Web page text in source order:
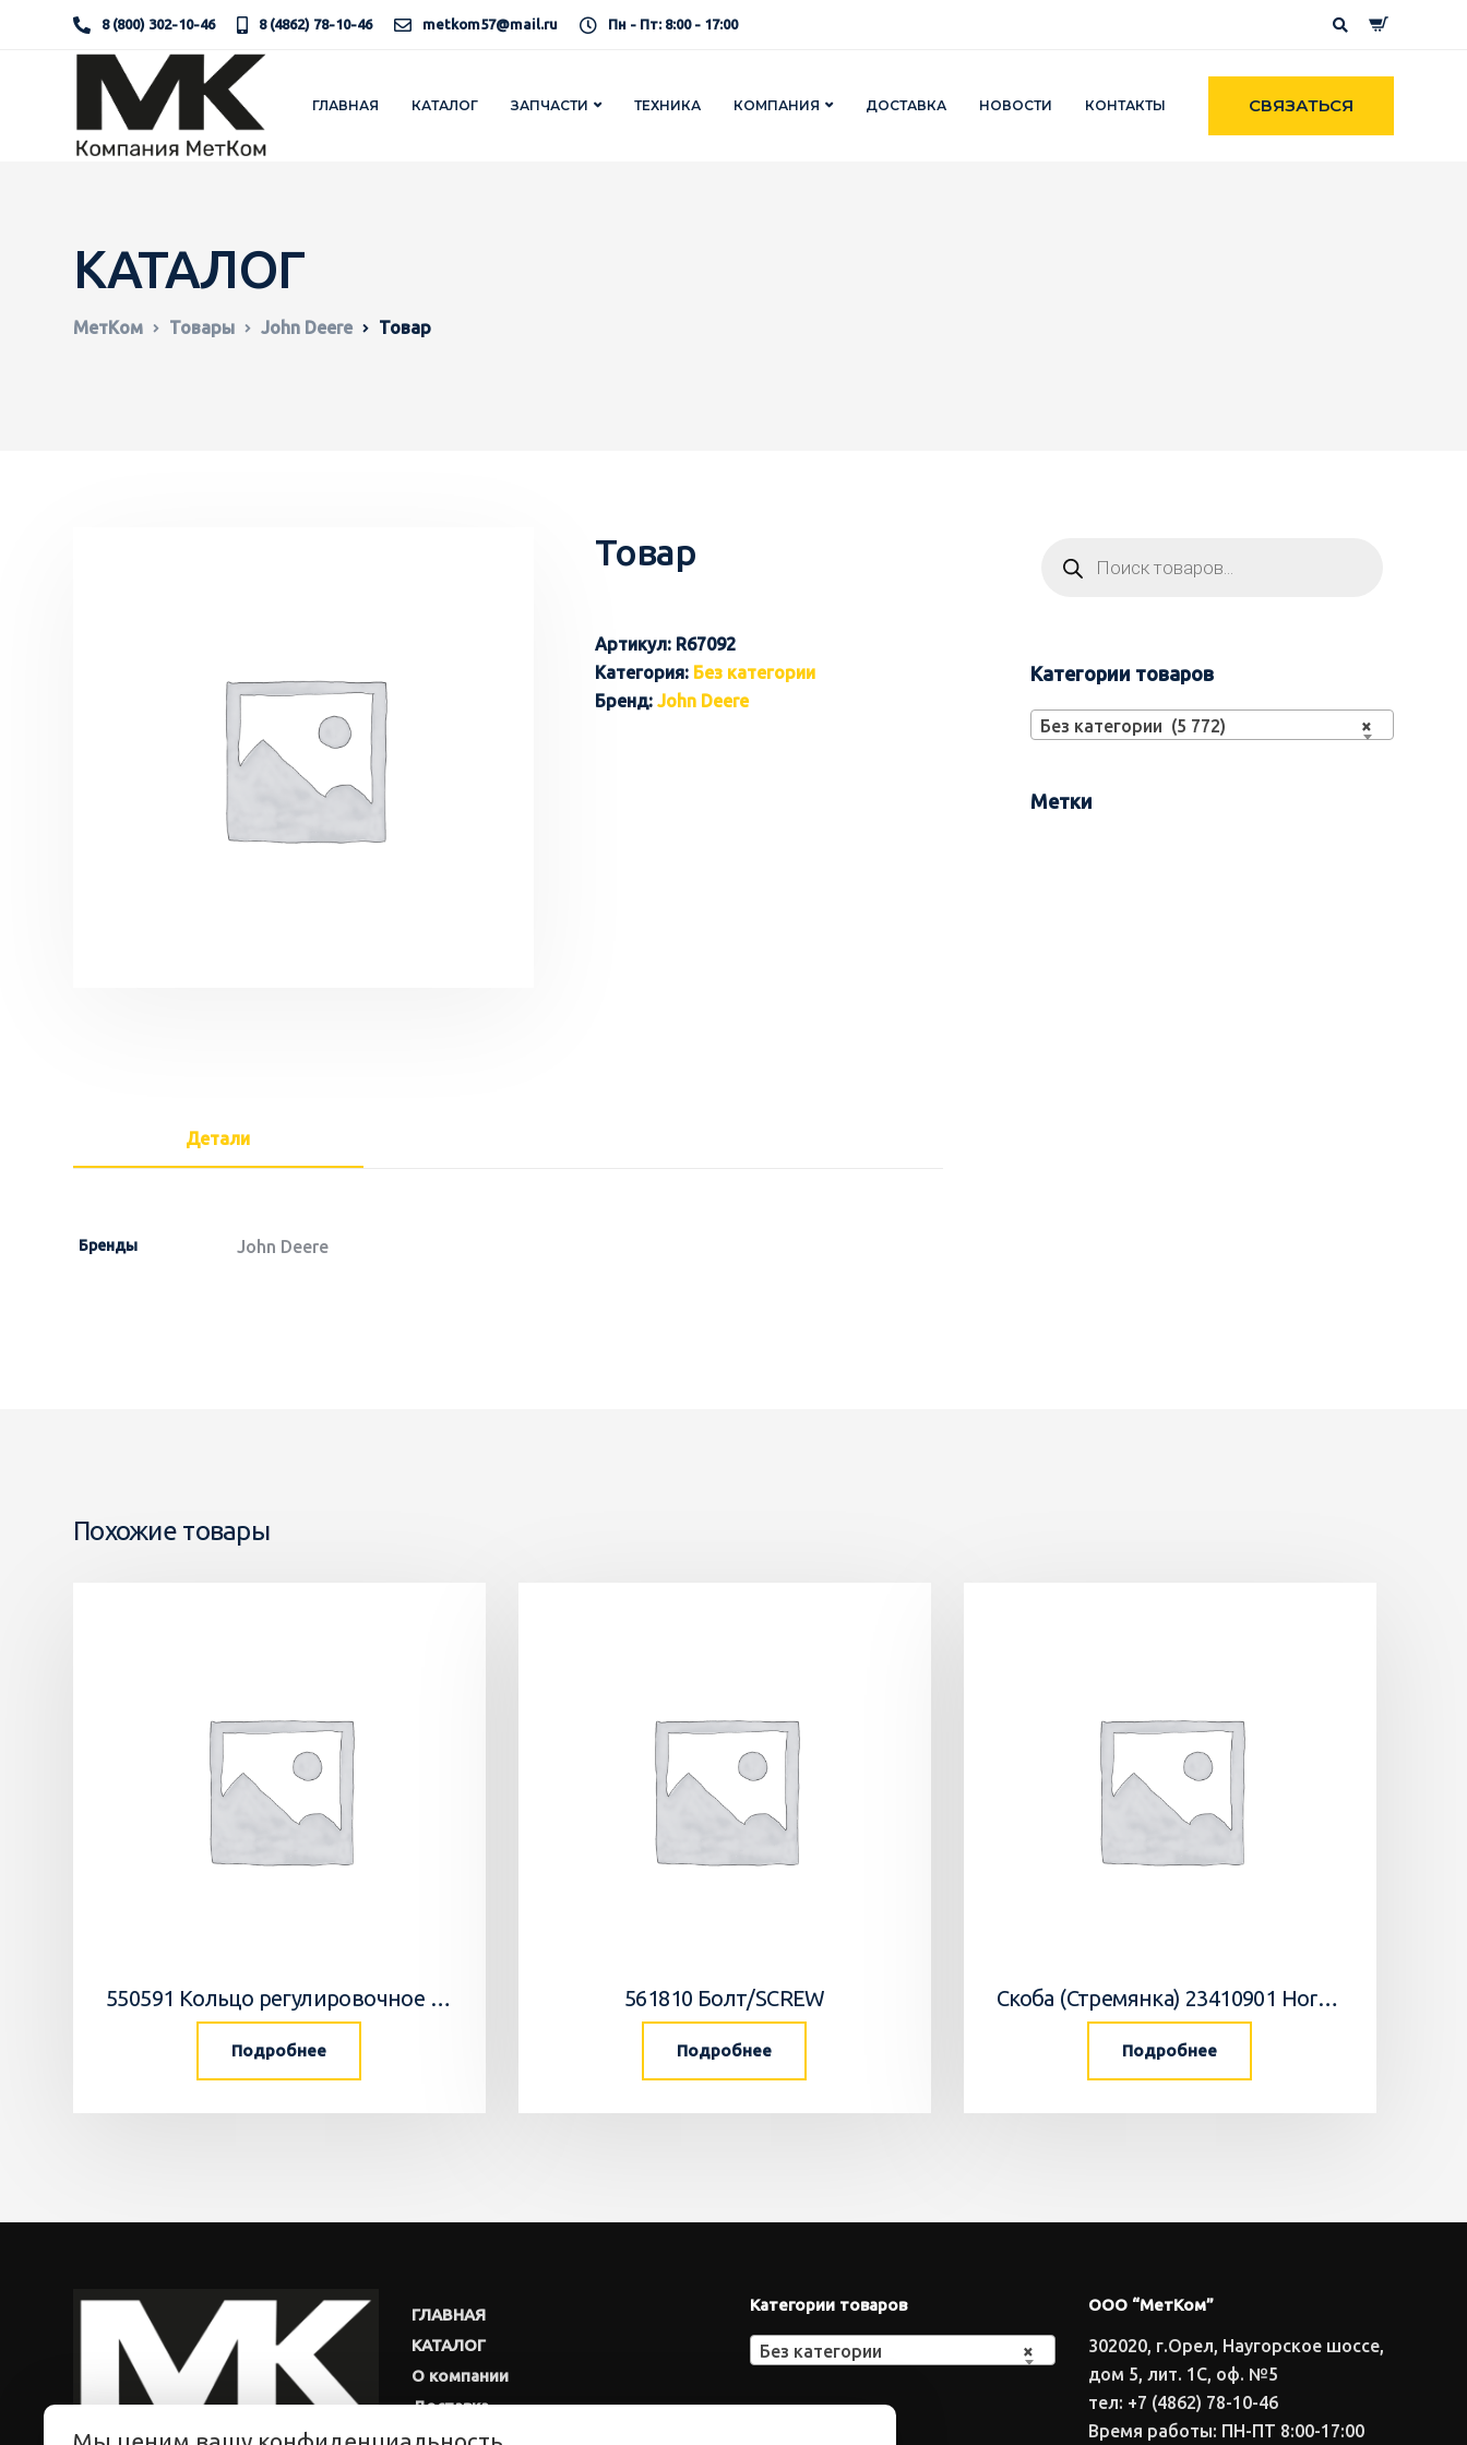
8 (800) 302-10-46 8 (4862) 78-10-46 metkom57@mail.ru Пн - Пт: 8:00 - 17:00
ГЛАВНАЯ КАТАЛОГ ЗАПЧАСТИ ТЕХНИКА КОМПАНИЯ ДОСТАВКА НОВОСТИ КОНТАКТЫ СВЯЗАТЬСЯ
КАТАЛОГ
МетКом Товары John Deere Товар
Товар
Артикул: R67092
Категория: Без категории
Бренд: John Deere
Детали
Бренды John Deere
Категории товаров
×
Без категории (5 772)
Метки
Похожие товары
550591 Кольцо регулировочное 0,05мм/WEDGE
Подробнее
561810 Болт/SCREW
Подробнее
Скоба (Стремянка) 23410901 Horsch
Подробнее
ГЛАВНАЯ
КАТАЛОГ
О компании
Доставка
Новости
Категории товаров
×
Без категории
ООО “МетКом”
302020, г.Орел, Наугорское шоссе,
дом 5, лит. 1С, оф. №5
тел: +7 (4862) 78-10-46
Время работы: ПН-ПТ 8:00-17:00